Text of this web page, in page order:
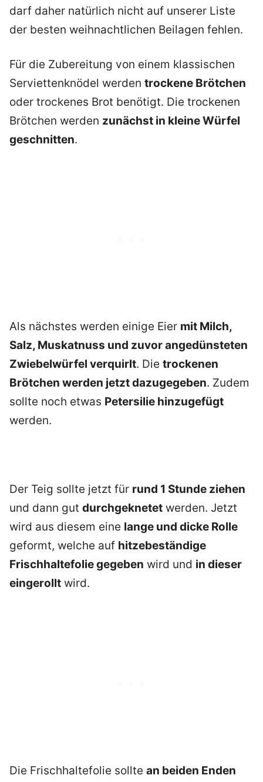
darf daher natürlich nicht auf unserer Liste
der besten weihnachtlichen Beilagen fehlen.
Für die Zubereitung von einem klassischen
Serviettenknödel werden trockene Brötchen
oder trockenes Brot benötigt. Die trockenen
Brötchen werden zunächst in kleine Würfel
geschnitten.
Als nächstes werden einige Eier mit Milch,
Salz, Muskatnuss und zuvor angedünsteten
Zwiebelwürfel verquirlt. Die trockenen
Brötchen werden jetzt dazugegeben. Zudem
sollte noch etwas Petersilie hinzugefügt
werden.
Der Teig sollte jetzt für rund 1 Stunde ziehen
und dann gut durchgeknetet werden. Jetzt
wird aus diesem eine lange und dicke Rolle
geformt, welche auf hitzebeständige
Frischhaltefolie gegeben wird und in dieser
eingerollt wird.
Die Frischhaltefolie sollte an beiden Enden